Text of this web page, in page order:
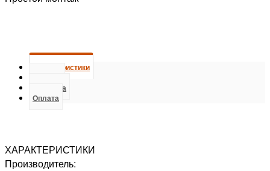
Характеристики
Доставка
Оплата
ХАРАКТЕРИСТИКИ
Производитель: